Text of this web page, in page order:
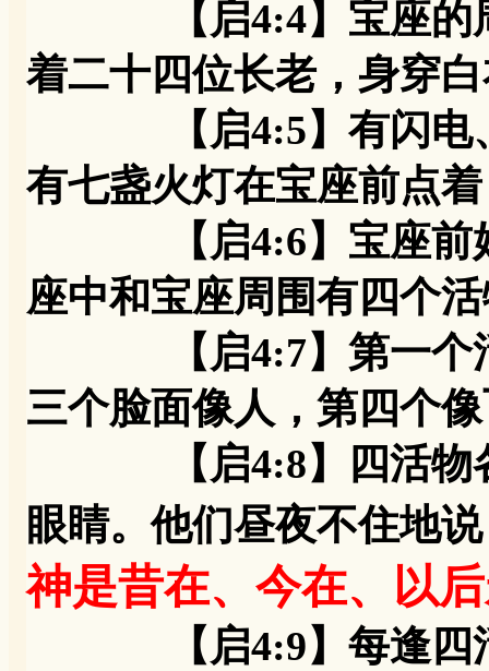
【启4:4】宝座的周
着二十四位长老，身穿
【启4:5】有闪电、
有七盏火灯在宝座前点
【启4:6】宝座前好
座中和宝座周围有四个
【启4:7】第一个活
三个脸面像人，第四个
【启4:8】四活物各
眼睛。他们昼夜不住地
神是昔在、今在、以
【启4:9】每逢四活